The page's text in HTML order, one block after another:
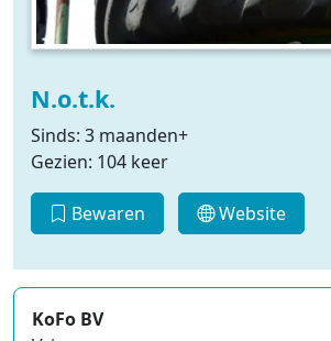
N.o.t.k.
Sinds: 3 maanden+
Gezien: 104 keer
Bewaren Website
KoFo BV